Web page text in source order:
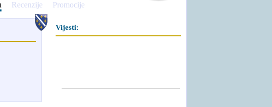
Recenzije Promocije
Vijesti: